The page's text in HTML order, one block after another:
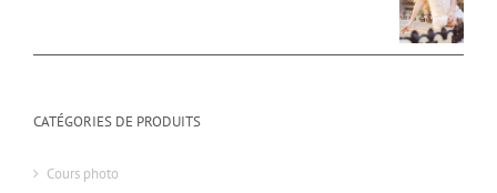
CATÉGORIES DE PRODUITS
Cours photo